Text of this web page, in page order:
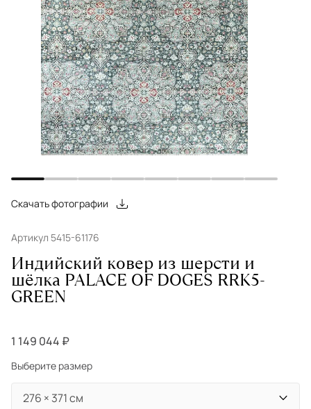
Скачать фотографии
Артикул 5415-61176
Индийский ковер из шерсти и
шёлка PALACE OF DOGES RRK5-
GREEN
1 149 044 ₽
Выберите размер